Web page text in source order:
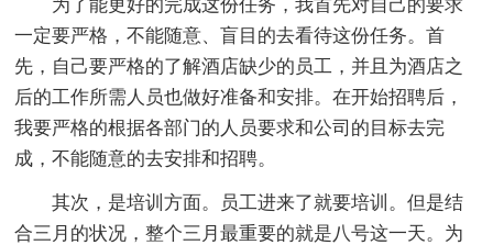
为了能更好的完成这份任务，我首先对自己的要求
一定要严格，不能随意、盲目的去看待这份任务。首
先，自己要严格的了解酒店缺少的员工，并且为酒店之
后的工作所需人员也做好准备和安排。在开始招聘后，
我要严格的根据各部门的人员要求和公司的目标去完
成，不能随意的去安排和招聘。
其次，是培训方面。员工进来了就要培训。但是结
合三月的状况，整个三月最重要的就是八号这一天。为